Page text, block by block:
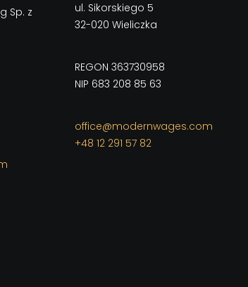
Sp. z
ul. Sikorskiego 5
32-020 Wieliczka
REGON 363730958
NIP 683 208 85 63
office@modernwages.com
+48 12 291 57 82